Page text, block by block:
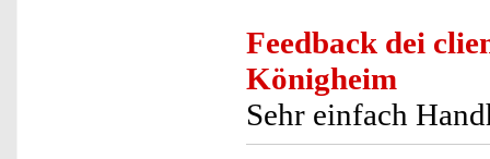
Feedback dei
Königheim
Sehr einfach